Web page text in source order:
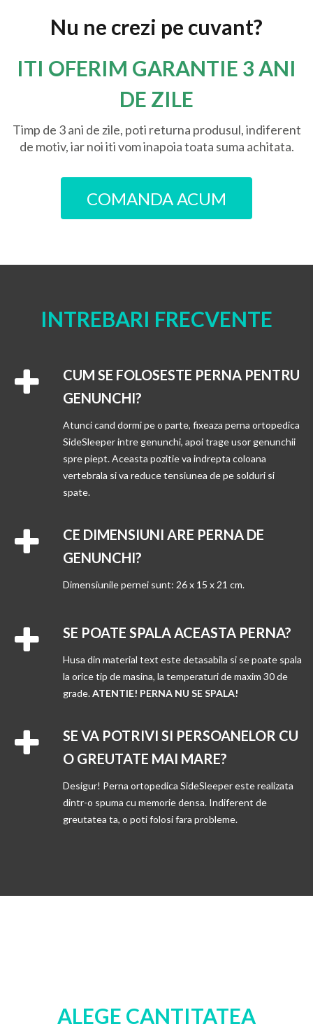
Nu ne crezi pe cuvant?
ITI OFERIM GARANTIE 3 ANI
DE ZILE
Timp de 3 ani de zile, poti returna produsul, indiferent
de motiv, iar noi iti vom inapoia toata suma achitata.
COMANDA ACUM
INTREBARI FRECVENTE
CUM SE FOLOSESTE PERNA PENTRU
GENUNCHI?
Atunci cand dormi pe o parte, fixeaza perna ortopedica
SideSleeper intre genunchi, apoi trage usor genunchii
spre piept. Aceasta pozitie va indrepta coloana
vertebrala si va reduce tensiunea de pe solduri si
spate.
CE DIMENSIUNI ARE PERNA DE
GENUNCHI?
Dimensiunile pernei sunt: 26 x 15 x 21 cm.
SE POATE SPALA ACEASTA PERNA?
Husa din material text este detasabila si se poate spala
la orice tip de masina, la temperaturi de maxim 30 de
grade.ATENTIE! PERNA NU SE SPALA!
SE VA POTRIVI SI PERSOANELOR CU
O GREUTATE MAI MARE?
Desigur! Perna ortopedica SideSleeper este realizata
dintr-o spuma cu memorie densa. Indiferent de
greutatea ta, o poti folosi fara probleme.
ALEGE CANTITATEA